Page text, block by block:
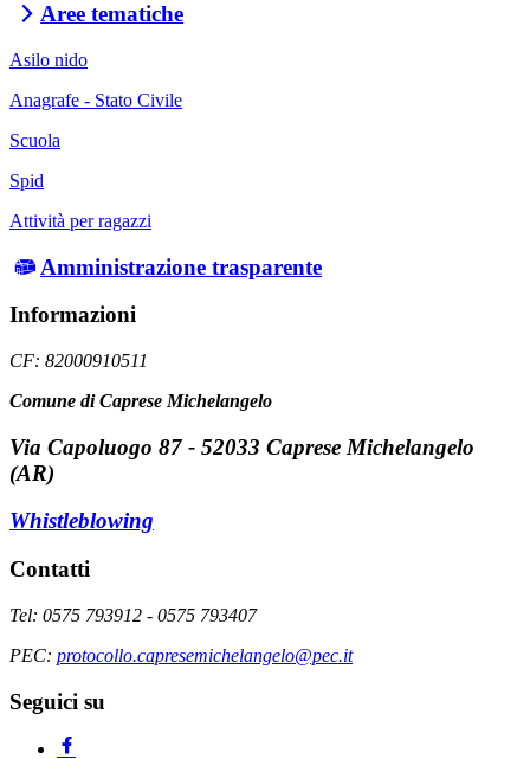
Aree tematiche
Asilo nido
Anagrafe - Stato Civile
Scuola
Spid
Attività per ragazzi
Amministrazione trasparente
Informazioni
CF: 82000910511
Comune di Caprese Michelangelo
Via Capoluogo 87 - 52033 Caprese Michelangelo
(AR)
Whistleblowing
Contatti
Tel: 0575 793912 - 0575 793407
PEC: protocollo.capresemichelangelo@pec.it
Seguici su